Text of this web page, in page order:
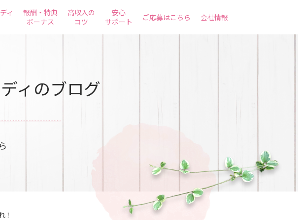
ィ
報酬・特典
ボーナス
高収入の
コツ
安心
サポート
ご応募はこちら 会社情報
ィのブログ
！